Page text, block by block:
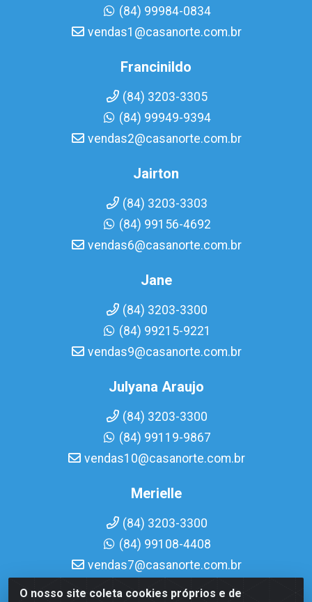
O nosso site coleta cookies próprios e de
(84) 99984-0834
vendas1@casanorte.com.br
Francinildo
(84) 3203-3305
(84) 99949-9394
vendas2@casanorte.com.br
Jairton
(84) 3203-3303
(84) 99156-4692
vendas6@casanorte.com.br
Jane
(84) 3203-3300
(84) 99215-9221
vendas9@casanorte.com.br
Julyana Araujo
(84) 3203-3300
(84) 99119-9867
vendas10@casanorte.com.br
Merielle
(84) 3203-3300
(84) 99108-4408
vendas7@casanorte.com.br